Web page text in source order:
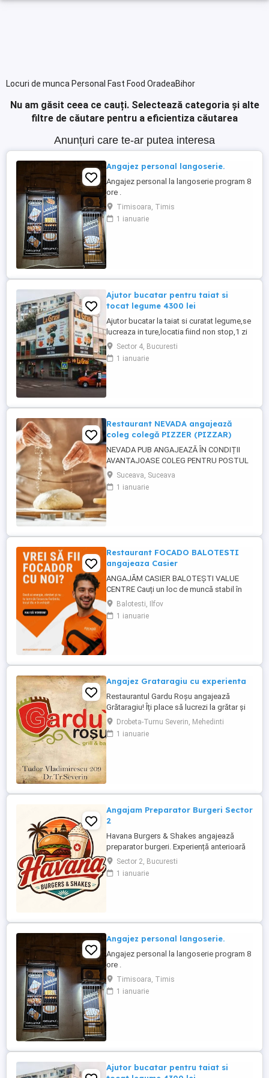
Locuri de munca Personal Fast Food OradeaBihor
Nu am găsit ceea ce cauți. Selectează categoria și alte
filtre de căutare pentru a eficientiza căutarea
Anunțuri care te-ar putea interesa
Angajez personal langoserie.
Angajez personal la langoserie program 8
ore .
Timisoara, Timis
1 ianuarie
Ajutor bucatar pentru taiat si
tocat legume 4300 lei
Ajutor bucatar la taiat si curatat legume,se
lucreaza in ture,locatia fiind non stop,1 zi
da 1 zi nu,locatia se afla in sectorul 4,se
acorda 1 masa calda zilnic,cartieru
Berceni,cu experienta salariul 4300 lei net
Sector 4, Bucuresti
1 ianuarie
Restaurant NEVADA angajează
coleg colegă PIZZER (PIZZAR)
NEVADA PUB ANGAJEAZĂ ÎN CONDIȚII
AVANTAJOASE COLEG PENTRU POSTUL
DE PIZZER (PIZZAR). CĂUTĂM UN COLEG
CARE A MAI LUCRAT ÎN DOMENIU, CU
EXPERIENTĂ ÎN PERPARAREA PIZZA.
rețetar; - persoană curată, ...
Suceava, Suceava
1 ianuarie
Restaurant FOCADO BALOTESTI
angajeaza Casier
ANGAJĂM CASIER BALOTEȘTI VALUE
CENTRE Cauți un loc de muncă stabil în
Balotești? Focado, unul dintre cele mai noi
și ambițioase lanțuri de restaurante fast-
food din România, își mărește echipa!
Balotesti, Ilfov
1 ianuarie
Angajez Grataragiu cu experienta
Restaurantul Gardu Roșu angajează
Grătaragiu! Îți place să lucrezi la grătar și
să pregătești preparate gustoase pe
cărbuni? Alătură-te echipei noastre!
Căutăm un grătaragiu pentru grătar pe
Drobeta-Turnu Severin, Mehedinti
1 ianuarie
Angajam Preparator Burgeri Sector
2
Havana Burgers & Shakes angajează
preparator burgeri. Experiență anterioară
în burger shop fast-food OBLIGATORIE
Persoană rapidă, serioasă și organizată
Cunoștințe de lucru pe grill și asamblare
Sector 2, Bucuresti
1 ianuarie
Angajez personal langoserie.
Angajez personal la langoserie program 8
ore .
Timisoara, Timis
1 ianuarie
Ajutor bucatar pentru taiat si